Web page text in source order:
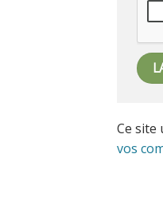
Ce site
vos